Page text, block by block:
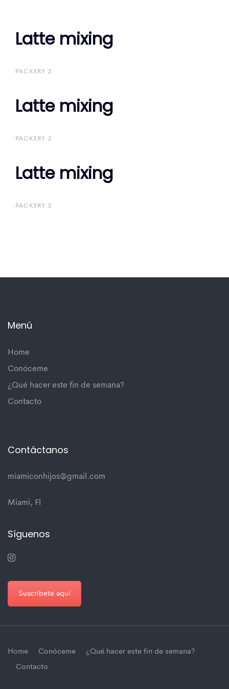
Latte mixing
Latte mixing
PACKERY 2
Latte mixing
Latte mixing
PACKERY 2
Latte mixing
Latte mixing
PACKERY 2
Menú
Home
Conóceme
¿Qué hacer este fin de semana?
Contacto
Contáctanos
miamiconhijos@gmail.com
Miami, Fl
Síguenos
Suscríbete aquí
Home Conóceme
¿Qué hacer este fin de semana?
Contacto